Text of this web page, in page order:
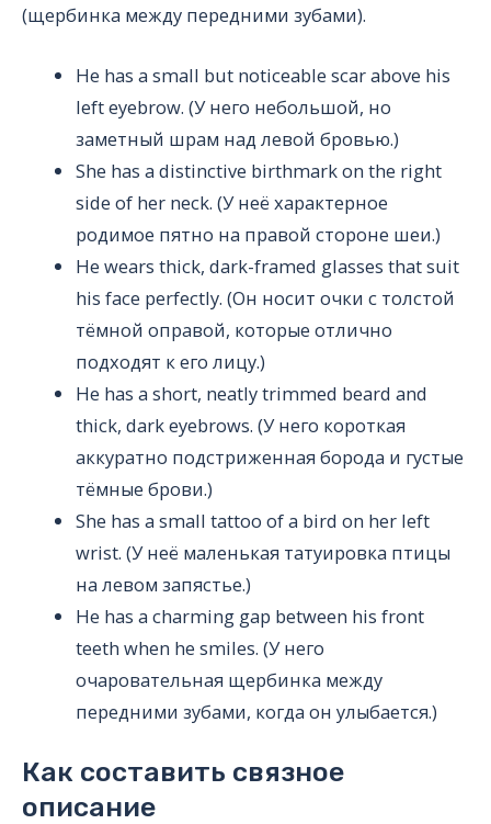
(щербинка между передними зубами).
He has a small but noticeable scar above his
left eyebrow. (У него небольшой, но
заметный шрам над левой бровью.)
She has a distinctive birthmark on the right
side of her neck. (У неё характерное
родимое пятно на правой стороне шеи.)
He wears thick, dark-framed glasses that suit
his face perfectly. (Он носит очки с толстой
тёмной оправой, которые отлично
подходят к его лицу.)
He has a short, neatly trimmed beard and
thick, dark eyebrows. (У него короткая
аккуратно подстриженная борода и густые
тёмные брови.)
She has a small tattoo of a bird on her left
wrist. (У неё маленькая татуировка птицы
на левом запястье.)
He has a charming gap between his front
teeth when he smiles. (У него
очаровательная щербинка между
передними зубами, когда он улыбается.)
Как составить связное
описание